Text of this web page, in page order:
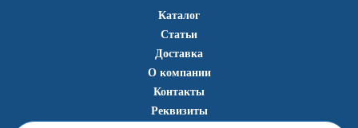
Каталог
Статьи
Доставка
О компании
Контакты
Реквизиты